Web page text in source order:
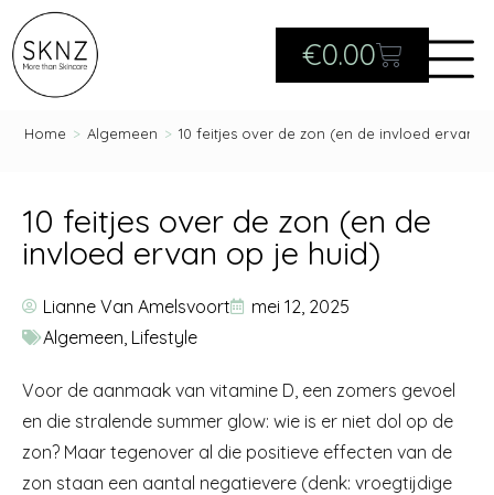
€0.00
Home > Algemeen > 10 feitjes over de zon (en de invloed ervan
10 feitjes over de zon (en de
invloed ervan op je huid)
Lianne Van Amelsvoort
mei 12, 2025
Algemeen, Lifestyle
Voor de aanmaak van vitamine D, een zomers gevoel
en die stralende summer glow: wie is er niet dol op de
zon? Maar tegenover al die positieve effecten van de
zon staan een aantal negatievere (denk: vroegtijdige